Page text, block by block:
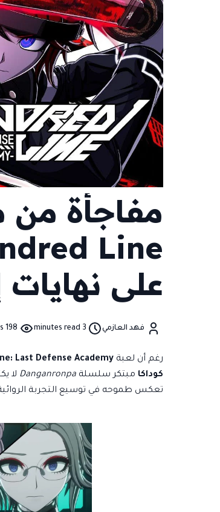
مراجعة Death Stranding 2: On The Beach
مراجعة Shadow Labyrinth
مراجعة Fretless: The Wrath of Riffson
على
DLC!
فهد العازمي 3 minutes read
198 Views
رغم أن لعبةLast Defense Academy
كوداكا مبتكر سلسلةDanganronpa لا
تعكس طموحه في توسيع التجربة